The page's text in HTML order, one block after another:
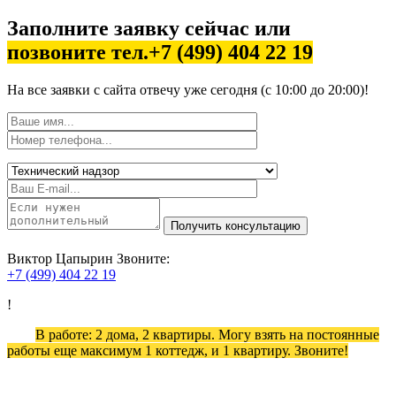
Заполните заявку сейчас или
позвоните тел.+7 (499) 404 22 19
На все заявки с сайта отвечу уже сегодня (с 10:00 до 20:00)!
Виктор Цапырин Звоните:
+7 (499) 404 22 19
!
В работе: 2 дома, 2 квартиры. Могу взять на постоянные
работы еще максимум 1 коттедж, и 1 квартиру. Звоните!